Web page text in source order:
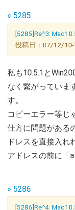
» 5285
[5285]Re^3:
投稿日：07/12/10-
私も10.5.1と
なく繋がっていま
す。
コピーエラー等じ
仕方に問題がある
ドレスを直接入れ
アドレスの前に「
» 5286
[5286]Re^4: